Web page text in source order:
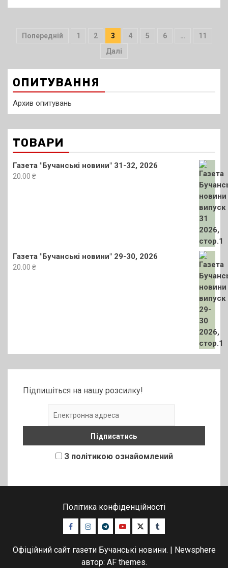
Пагінація
Попередній 1 2 3 4 5 6 …
11
Далі
ОПИТУВАННЯ
Архив опитувань
ТОВАРИ
Газета "Бучанські новини" 31-32, 2026
20.00 ₴
Газета "Бучанські новини" 29-30, 2026
20.00 ₴
Підпишіться на нашу розсилку!
З політикою ознайомлений
Політика конфіденційності
Facebook
Instagram
TelegramYoutubeTwitterTumblr
Офіційний сайт газети Бучанські новини.
Newsphere
автор: AF themes.